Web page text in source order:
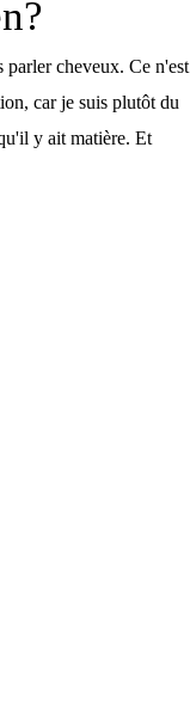
cheveux. Ce n'est
car je suis plutôt du
y ait matière. Et